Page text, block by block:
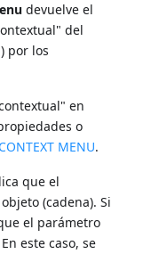
devuelve el
del
por los
en
o
MENU.
que el
(cadena). Si
el parámetro
este caso, se